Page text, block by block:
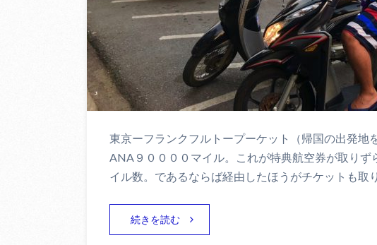
東京ーフランクフルトープーケット（帰国の出発地
ANA９００００マイル。これが特典航空券が取り
イル数。であるならば経由したほうがチケットも取
続きを読む